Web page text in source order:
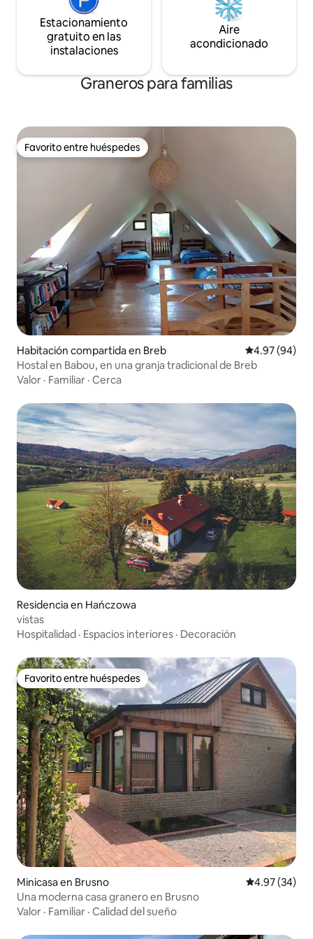
Estacionamiento
gratuito en las
instalaciones
Aire
acondicionado
Graneros para familias
Favorito entre huéspedes
Favorito entre huéspedes
Habitación compartida en Breb Calificación
4.97 (94)
Hostal en Babou, en una granja tradicional de Breb
Valor · Familiar · Cerca
Residencia en Hańczowa
vistas
Hospitalidad · Espacios interiores · Decoración
Favorito entre huéspedes
Favorito entre huéspedes
Minicasa en Brusno Calificación
4.97 (34)
Una moderna casa granero en Brusno
Valor · Familiar · Calidad del sueño